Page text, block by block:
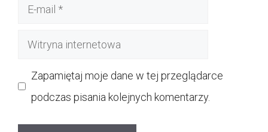
Witryna
Zapamiętaj moje dane w tej przeglądarce
podczas pisania kolejnych komentarzy.